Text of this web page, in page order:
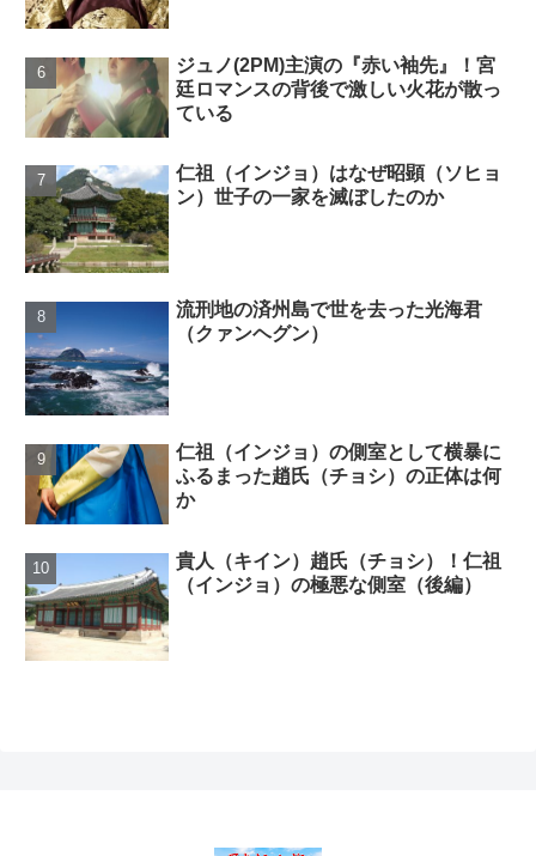
ジュノ(2PM)主演の『赤い袖先』！宮
廷ロマンスの背後で激しい火花が散っ
ている
仁祖（インジョ）はなぜ昭顕（ソヒョ
ン）世子の一家を滅ぼしたのか
流刑地の済州島で世を去った光海君
（クァンヘグン）
仁祖（インジョ）の側室として横暴に
ふるまった趙氏（チョシ）の正体は何
か
貴人（キイン）趙氏（チョシ）！仁祖
（インジョ）の極悪な側室（後編）